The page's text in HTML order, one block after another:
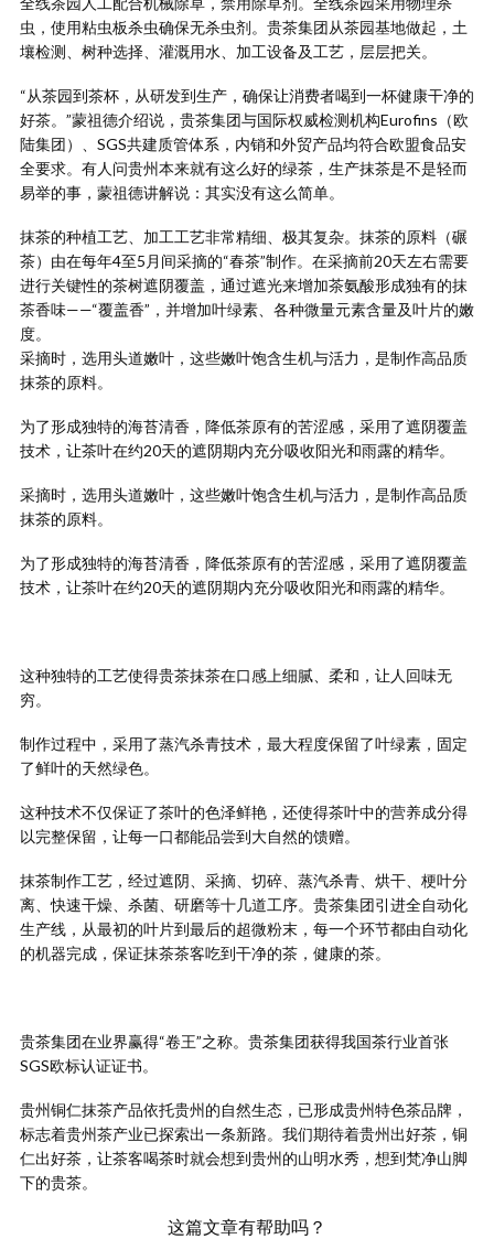
虫，使用粘虫板杀虫确保无杀虫剂。贵茶集团从茶园基地做起，土
壤检测、树种选择、灌溉用水、加工设备及工艺，层层把关。
“从茶园到茶杯，从研发到生产，确保让消费者喝到一杯健康干净的
好茶。”蒙祖德介绍说，贵茶集团与国际权威检测机构Eurofins（欧
陆集团）、SGS共建质管体系，内销和外贸产品均符合欧盟食品安
全要求。有人问贵州本来就有这么好的绿茶，生产抹茶是不是轻而
易举的事，蒙祖德讲解说：其实没有这么简单。
抹茶的种植工艺、加工工艺非常精细、极其复杂。抹茶的原料（碾
茶）由在每年4至5月间采摘的“春茶”制作。在采摘前20天左右需要
进行关键性的茶树遮阴覆盖，通过遮光来增加茶氨酸形成独有的抹
茶香味——“覆盖香”，并增加叶绿素、各种微量元素含量及叶片的嫩
度。
采摘时，选用头道嫩叶，这些嫩叶饱含生机与活力，是制作高品质
抹茶的原料。
为了形成独特的海苔清香，降低茶原有的苦涩感，采用了遮阴覆盖
技术，让茶叶在约20天的遮阴期内充分吸收阳光和雨露的精华。
采摘时，选用头道嫩叶，这些嫩叶饱含生机与活力，是制作高品质
抹茶的原料。
为了形成独特的海苔清香，降低茶原有的苦涩感，采用了遮阴覆盖
技术，让茶叶在约20天的遮阴期内充分吸收阳光和雨露的精华。
这种独特的工艺使得贵茶抹茶在口感上细腻、柔和，让人回味无
穷。
制作过程中，采用了蒸汽杀青技术，最大程度保留了叶绿素，固定
了鲜叶的天然绿色。
这种技术不仅保证了茶叶的色泽鲜艳，还使得茶叶中的营养成分得
以完整保留，让每一口都能品尝到大自然的馈赠。
抹茶制作工艺，经过遮阴、采摘、切碎、蒸汽杀青、烘干、梗叶分
离、快速干燥、杀菌、研磨等十几道工序。贵茶集团引进全自动化
生产线，从最初的叶片到最后的超微粉末，每一个环节都由自动化
的机器完成，保证抹茶茶客吃到干净的茶，健康的茶。
贵茶集团在业界赢得“卷王”之称。贵茶集团获得我国茶行业首张
SGS欧标认证证书。
贵州铜仁抹茶产品依托贵州的自然生态，已形成贵州特色茶品牌，
标志着贵州茶产业已探索出一条新路。我们期待着贵州出好茶，铜
仁出好茶，让茶客喝茶时就会想到贵州的山明水秀，想到梵净山脚
下的贵茶。
这篇文章有帮助吗？